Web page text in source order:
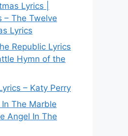
Lyrics |
– The Twelve
Lyrics
Republic Lyrics
Hymn of the
– Katy Perry
The Marble
Angel In The